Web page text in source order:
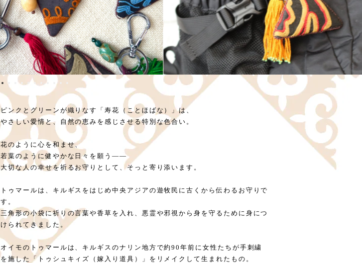
ピンクとグリーンが織りなす「寿花（ことほばな）」は、
やさしい愛情と、自然の恵みを感じさせる特別な色合い。
花のように心を和ませ、
若葉のように健やかな日々を願う――
大切な人の幸せを祈るお守りとして、そっと寄り添います。
トゥマールは、キルギスをはじめ中央アジアの遊牧民に古くから伝わるお守りで
す。
三角形の小袋に祈りの言葉や香草を入れ、悪霊や邪視から身を守るために身につ
けられてきました。
オイモのトゥマールは、キルギスのナリン地方で約90年前に女性たちが手刺繍
を施した「トゥシュキィズ（嫁入り道具）」をリメイクして生まれたもの。